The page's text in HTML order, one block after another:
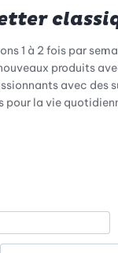
1 à 2 fois par
produits
avec des
pour la vie